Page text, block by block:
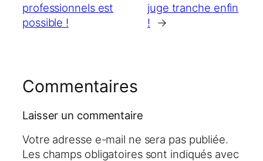
professionnels est
possible !
juge tranche enfin
!
→
Commentaires
Laisser un commentaire
Votre adresse e-mail ne sera pas publiée.
Les champs obligatoires sont indiqués avec